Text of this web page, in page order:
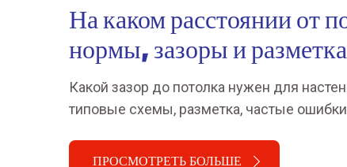
На каком расстоянии от
нормы, зазоры и
Какой зазор до потолка нужен для
типовые схемы, разметка, частые
ПРОСМОТРЕТЬ БОЛЬШЕ